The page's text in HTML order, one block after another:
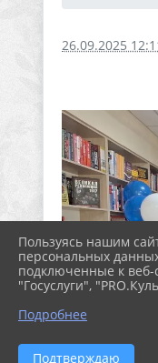
26.09.2025
Пользуясь нашим
персональных
подключенные к веб-
"Госуслуги",
Подробнее
Подтверждаю